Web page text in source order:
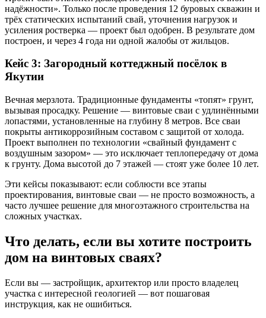
надёжности». Только после проведения 12 буровых скважин и
трёх статических испытаний свай, уточнения нагрузок и
усиления ростверка — проект был одобрен. В результате дом
построен, и через 4 года ни одной жалобы от жильцов.
Кейс 3: Загородный коттеджный посёлок в
Якутии
Вечная мерзлота. Традиционные фундаменты «топят» грунт,
вызывая просадку. Решение — винтовые сваи с удлинёнными
лопастями, установленные на глубину 8 метров. Все сваи
покрыты антикоррозийным составом с защитой от холода.
Проект выполнен по технологии «свайный фундамент с
воздушным зазором» — это исключает теплопередачу от дома
к грунту. Дома высотой до 7 этажей — стоят уже более 10 лет.
Эти кейсы показывают: если соблюсти все этапы
проектирования, винтовые сваи — не просто возможность, а
часто лучшее решение для многоэтажного строительства на
сложных участках.
Что делать, если вы хотите построить
дом на винтовых сваях?
Если вы — застройщик, архитектор или просто владелец
участка с интересной геологией — вот пошаговая
инструкция, как не ошибиться.